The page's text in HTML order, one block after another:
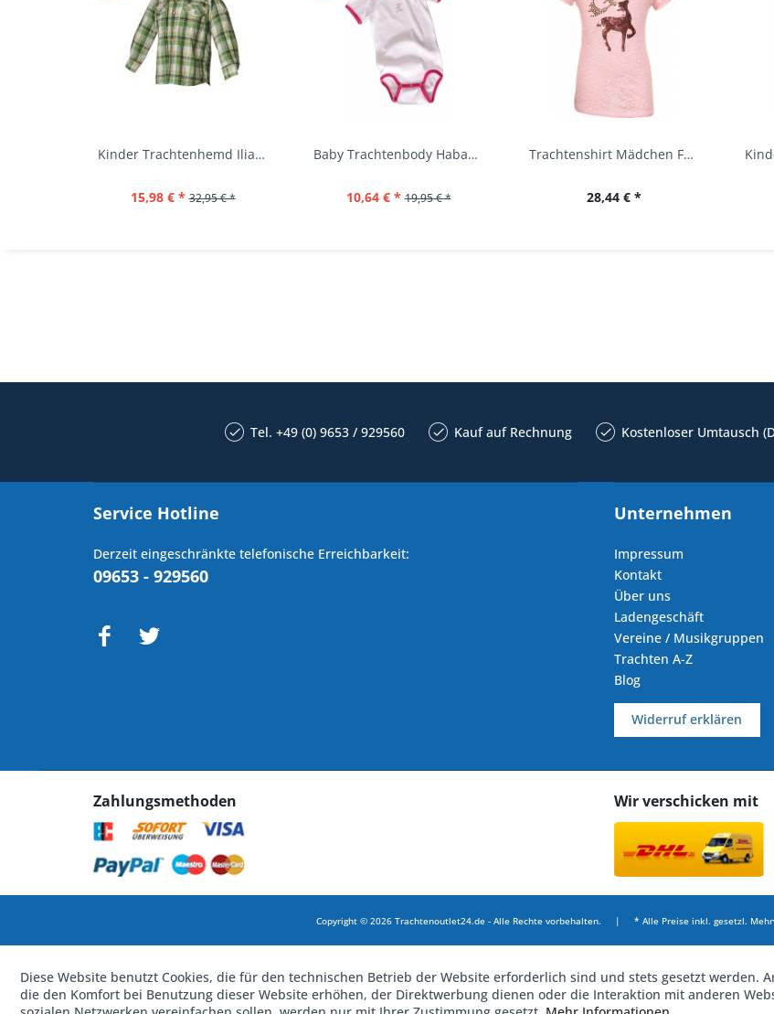
Kinder Trachtenhemd Ilias giftgrün langarm...
15,98 € * 32,95 € *
Baby Trachtenbody Habach weiß/pink Isar Trachten
10,64 € * 19,95 € *
Trachtenshirt Mädchen Feli Kids rosa orchidee...
28,44 € *
Tel. +49 (0) 9653 / 929560 Kauf auf Rechnung Kostenloser Umtausch
Service Hotline
Derzeit eingeschränkte telefonische Erreichbarkeit:
09653 - 929560
Unternehmen
Impressum
Kontakt
Über uns
Ladengeschäft
Vereine / Musikgruppen
Trachten A-Z
Blog
Widerruf erklären
Zahlungsmethoden Wir verschicken mit
Copyright © 2026 Trachtenoutlet24.de - Alle Rechte vorbehalten. | * Alle Preise inkl. gesetzl.
Diese Website benutzt Cookies, die für den technischen Betrieb der Website erforderlich sind und stets gesetzt werden.
die den Komfort bei Benutzung dieser Website erhöhen, der Direktwerbung dienen oder die Interaktion mit anderen